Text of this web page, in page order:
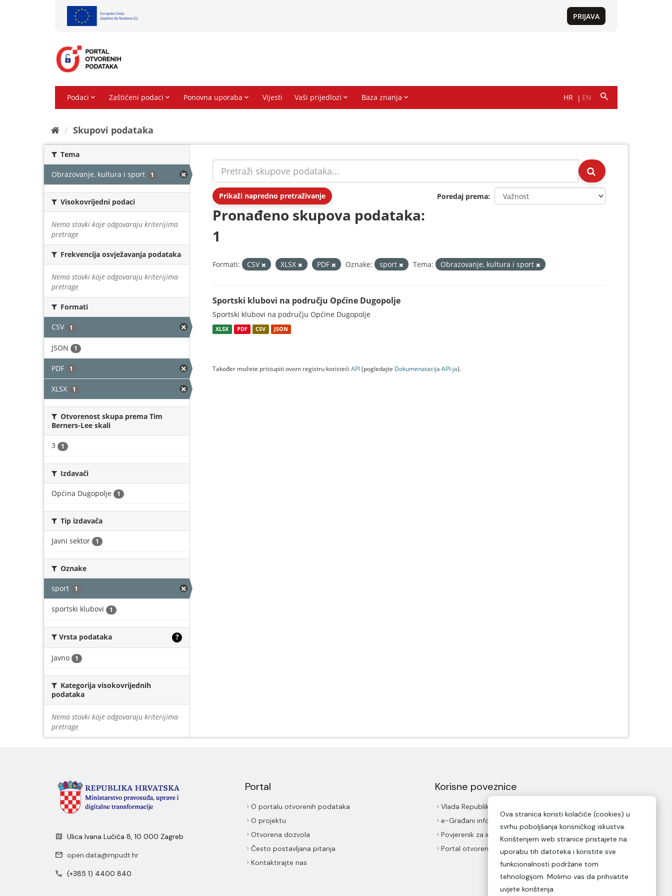
Skupovi podаtаkа
Tema
Obrazovanje, kultura i sport 1
Visokovrijedni podaci
Nema stavki koje odgovaraju kriterijima
pretrage
Frekvencija osvježavanja podataka
Nema stavki koje odgovaraju kriterijima
pretrage
Formati
CSV 1
JSON 1
PDF 1
XLSX 1
Otvorenost skupa prema Tim
Berners-Lee skali
3 1
Izdavači
Općina Dugopolje 1
Tip izdavača
Javni sektor 1
Oznake
sport 1
sportski klubovi 1
Vrsta podataka ?
Javno 1
Kategorija visokovrijednih
podataka
Nema stavki koje odgovaraju kriterijima
pretrage
Prikaži napredno pretraživanje Poredaj prema
Pronađeno skupova podataka:
1
Formati: CSV XLSX PDF Oznake: sport Tema: Obrazovanje, kultura i sport
Sportski klubovi na području Općine Dugopolje
Sportski klubovi na području Općine Dugopolje
XLSX PDF CSV JSON
Također možete pristupiti ovom registru koristeći API(pogledajte Dokumenаtаcijа API-jа).